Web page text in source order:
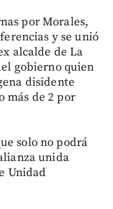
por Morales,
y se unió
alcalde de La
gobierno quien
disidente
más de 2 por
solo no podrá
unida
Unidad